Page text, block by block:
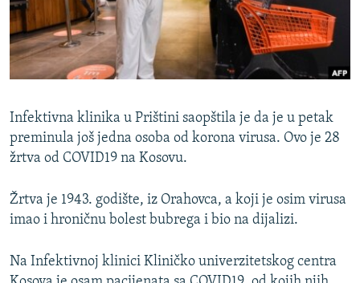
ISPRIČAJ MI
DNEVNO@RSE
SPECIJALI RSE
GENOCID U SREBRENICI
POPLAVE I KLIZIŠTA U BIH 2024.
POST SCRIPTUM
TRI DECENIJE OD RATA U BIH
PRATITE NAS
Sve RFE/RL stranice
Infektivna klinika u Prištini saopštila je da je u petak
preminula još jedna osoba od korona virusa. Ovo je 28
žrtva od COVID19 na Kosovu.
Žrtva je 1943. godište, iz Orahovca, a koji je osim virusa
imao i hroničnu bolest bubrega i bio na dijalizi.
Na Infektivnoj klinici Kliničko univerzitetskog centra